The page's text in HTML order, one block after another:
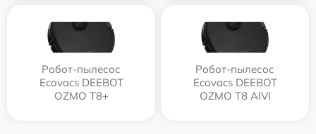
Робот-пылесос
Ecovacs DEEBOT
OZMO T8+
Робот-пылесос
Ecovacs DEEBOT
OZMO T8 AIVI